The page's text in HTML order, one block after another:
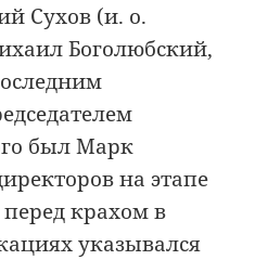
Сухов (и. о.
Боголюбский,
был Марк
на этапе
крахом в
указывался